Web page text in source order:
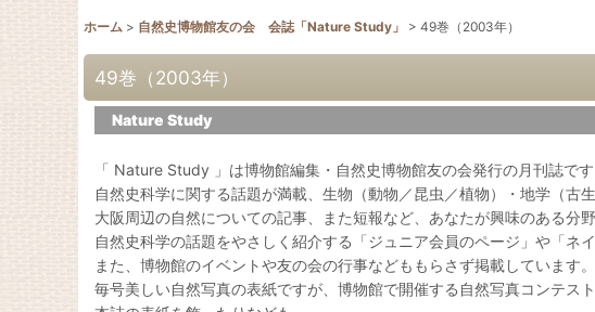
ホーム > 自然史博物館友の会 会誌「Nature Study」 > 49巻（2003年）
49巻（2003年）
Nature Study
「 Nature Study 」は博物館編集・自然史博物館友の会発行の月刊誌です
自然史科学に関する話題が満載、生物（動物／昆虫／植物）・地学（古
大阪周辺の自然についての記事、また短報など、あなたが興味のある分
自然史科学の話題をやさしく紹介する「ジュニア会員のページ」や「ネ
また、博物館のイベントや友の会の行事などももらさず掲載しています。
毎号美しい自然写真の表紙ですが、博物館で開催する自然写真コンテス